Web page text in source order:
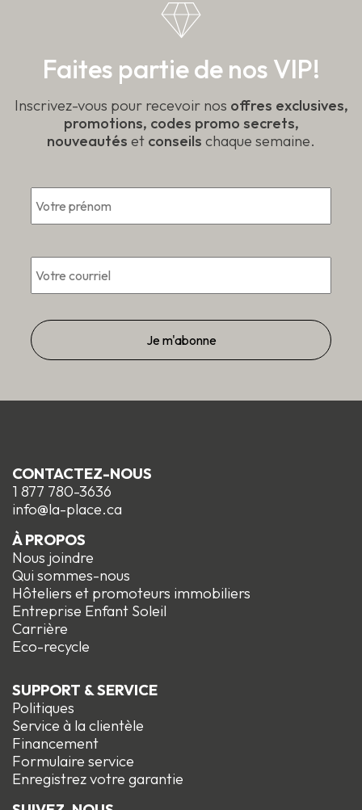
Faites partie de nos VIP!
Inscrivez-vous pour recevoir nos offres exclusives,
promotions, codes promo secrets,
nouveautés et conseils chaque semaine.
Courriel *
CONTACTEZ-NOUS
1 877 780-3636
info@la-place.ca
À PROPOS
Nous joindre
Qui sommes-nous
Hôteliers et promoteurs immobiliers
Entreprise Enfant Soleil
Carrière
Eco-recycle
SUPPORT & SERVICE
Politiques
Service à la clientèle
Financement
Formulaire service
Enregistrez votre garantie